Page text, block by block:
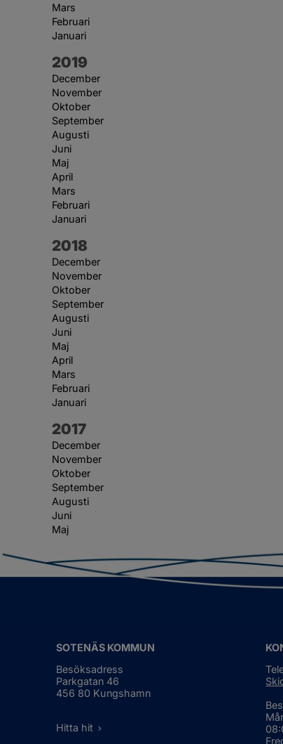
Mars
Februari
Januari
År:
2019
December
November
Oktober
September
Augusti
Juni
Maj
April
Mars
Februari
Januari
År:
2018
December
November
Oktober
September
Augusti
Juni
Maj
April
Mars
Februari
Januari
År:
2017
December
November
Oktober
September
Augusti
Juni
Maj
SOTENÄS KOMMUN
Besöksadress
Parkgatan 46
456 80 Kungshamn
Hitta hit